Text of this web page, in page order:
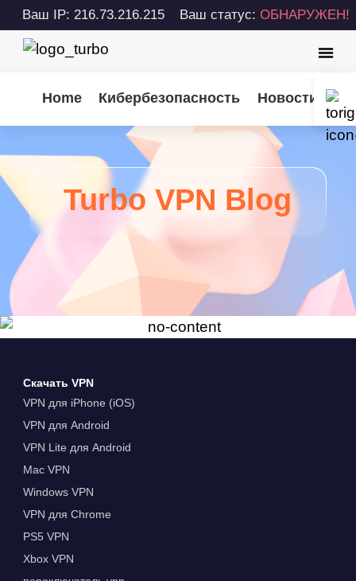
Ваш IP: 216.73.216.215 Ваш статус: ОБНАРУЖЕН!
Home Кибербезопасность Новости
Turbo VPN Blog
Скачать VPN
VPN для iPhone (iOS)
VPN для Android
VPN Lite для Android
Mac VPN
Windows VPN
VPN для Chrome
PS5 VPN
Xbox VPN